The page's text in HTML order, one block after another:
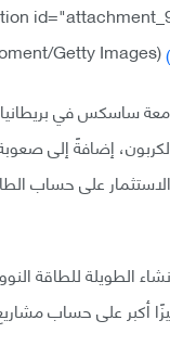
(Allard Schager/Moment/Getty Images)[/caption]
ساسكس في
إضافةً إلى
على حساب
الطويلة
أكبر على حساب